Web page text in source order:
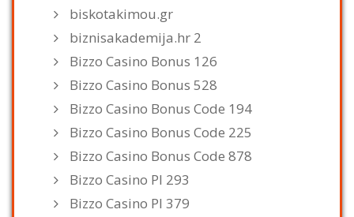
biskotakimou.gr
biznisakademija.hr 2
Bizzo Casino Bonus 126
Bizzo Casino Bonus 528
Bizzo Casino Bonus Code 194
Bizzo Casino Bonus Code 225
Bizzo Casino Bonus Code 878
Bizzo Casino Pl 293
Bizzo Casino Pl 379